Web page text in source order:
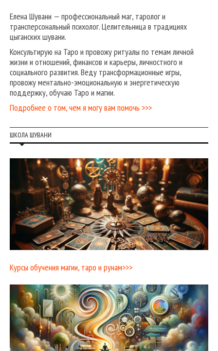
Елена Шувани — профессиональный маг, таролог и
трансперсональный психолог. Целительница в традициях
цыганских шувани.
Консультирую на Таро и провожу ритуалы по темам личной
жизни и отношений, финансов и карьеры, личностного и
социального развития. Веду трансформационные игры,
провожу ментально-эмоциональную и энергетическую
поддержку, обучаю Таро и магии.
Подробнее о том, чем я могу вам помочь >>>
ШКОЛА ШУВАНИ
Курсы обучения магии, таро и рунам>>>